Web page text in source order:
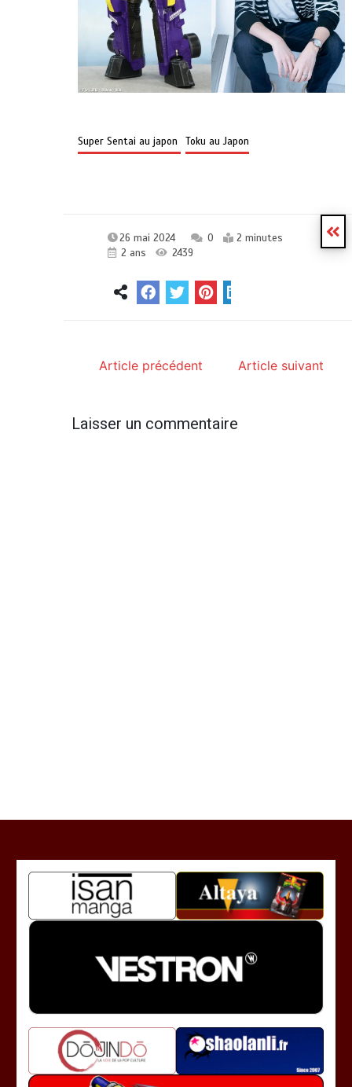
Super Sentai au japon Toku au Japon
26 mai 2024 0
2 minutes
2 ans
2439
Article précédent Article suivant
Laisser un commentaire